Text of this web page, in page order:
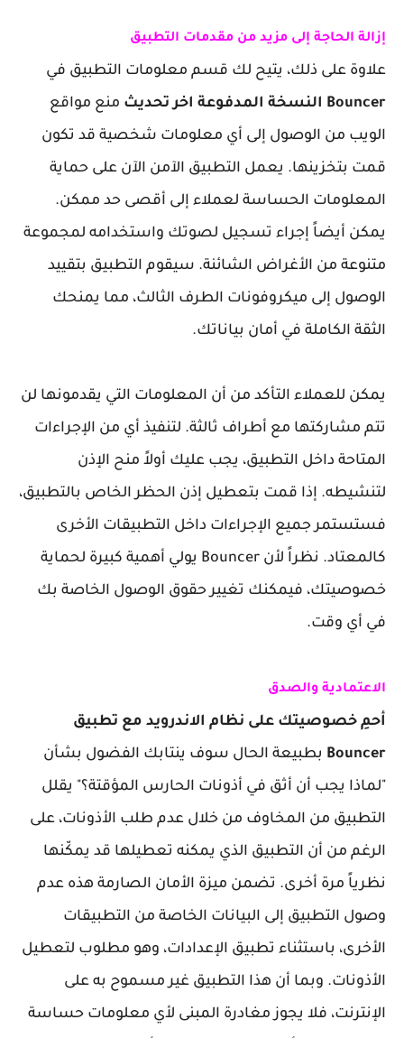
إزالة الحاجة إلى مزيد من مقدمات التطبيق
علاوة على ذلك، يتيح لك قسم معلومات التطبيق في
Bouncer النسخة المدفوعة اخر تحديث
منع مواقع
الويب من الوصول إلى أي معلومات شخصية قد تكون
قمت بتخزينها. يعمل التطبيق الآمن الآن على حماية
المعلومات الحساسة لعملاء إلى أقصى حد ممكن.
يمكن أيضاً إجراء تسجيل لصوتك واستخدامه لمجموعة
متنوعة من الأغراض الشائنة. سيقوم التطبيق بتقييد
الوصول إلى ميكروفونات الطرف الثالث، مما يمنحك
الثقة الكاملة في أمان بياناتك.
يمكن للعملاء التأكد من أن المعلومات التي يقدمونها لن
تتم مشاركتها مع أطراف ثالثة. لتنفيذ أي من الإجراءات
المتاحة داخل التطبيق، يجب عليك أولاً منح الإذن
لتنشيطه. إذا قمت بتعطيل إذن الحظر الخاص بالتطبيق،
فستستمر جميع الإجراءات داخل التطبيقات الأخرى
كالمعتاد. نظراً لأن Bouncer يولي أهمية كبيرة لحماية
خصوصيتك، فيمكنك تغيير حقوق الوصول الخاصة بك
في أي وقت.
الاعتمادية والصدق
أحمِ خصوصيتك على نظام الاندرويد مع تطبيق
Bouncer بطبيعة الحال سوف ينتابك الفضول بشأن
"لماذا يجب أن أثق في أذونات الحارس المؤقتة؟" يقلل
التطبيق من المخاوف من خلال عدم طلب الأذونات، على
الرغم من أن التطبيق الذي يمكنه تعطيلها قد يمكّنها
نظرياً مرة أخرى. تضمن ميزة الأمان الصارمة هذه عدم
وصول التطبيق إلى البيانات الخاصة من التطبيقات
الأخرى، باستثناء تطبيق الإعدادات، وهو مطلوب لتعطيل
الأذونات. وبما أن هذا التطبيق غير مسموح به على
الإنترنت، فلا يجوز مغادرة المبنى لأي معلومات حساسة